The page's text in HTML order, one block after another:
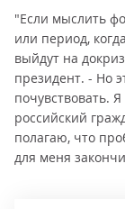
"Если мыслить
или период,
выйдут на
президент. - Но
почувствовать.
российский
полагаю, что
для меня